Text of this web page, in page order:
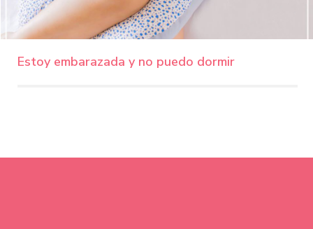
Estoy embarazada y no puedo dormir